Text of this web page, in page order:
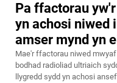
Pa ffactorau
yn achosi niwed
amser mynd yn
Mae'r ffactorau niwed
bodhad radioliad ultriaich
llygredd sydd yn achosi